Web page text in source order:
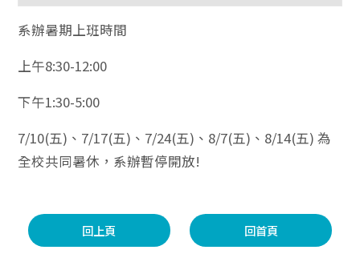
系辦暑期上班時間
上午8:30-12:00
下午1:30-5:00
7/10(五)、7/17(五)、7/24(五)、8/7(五)、8/14(五) 為
全校共同暑休，系辦暫停開放!
回上頁 回首頁